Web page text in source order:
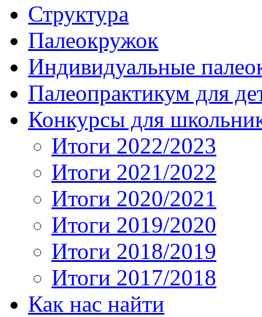
Структура
Палеокружок
Индивидуальные
Палеопрактикум для
Конкурсы для
Итоги 2022/2023
Итоги 2021/2022
Итоги 2020/2021
Итоги 2019/2020
Итоги 2018/2019
Итоги 2017/2018
Как нас найти